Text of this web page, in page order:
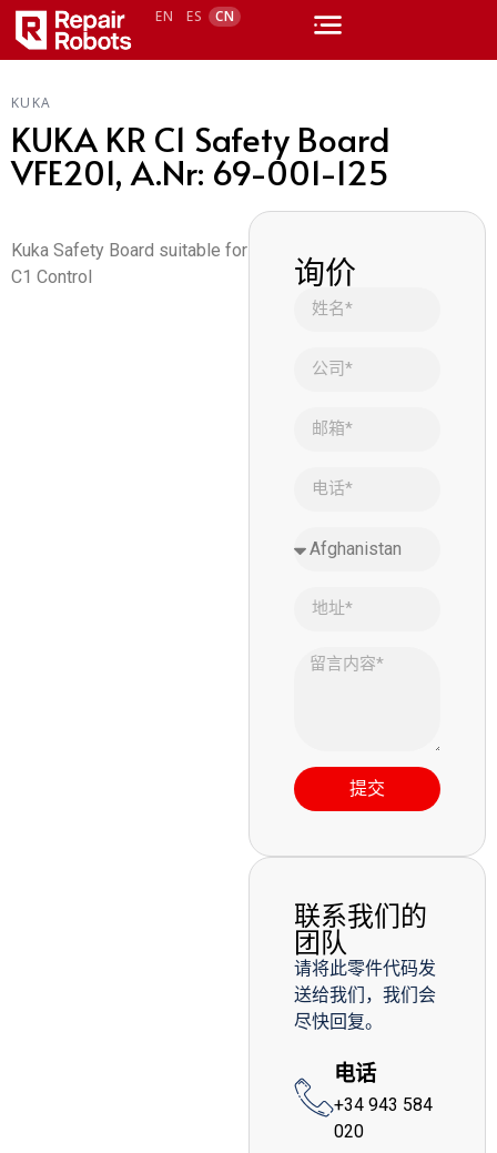
EN ES CN
KUKA
KUKA KR C1 Safety Board
VFE201, A.Nr: 69-001-125
Kuka Safety Board suitable for
C1 Control
询价
提交
联系我们的
团队
请将此零件代码发
送给我们，我们会
尽快回复。
电话
+34 943 584
020